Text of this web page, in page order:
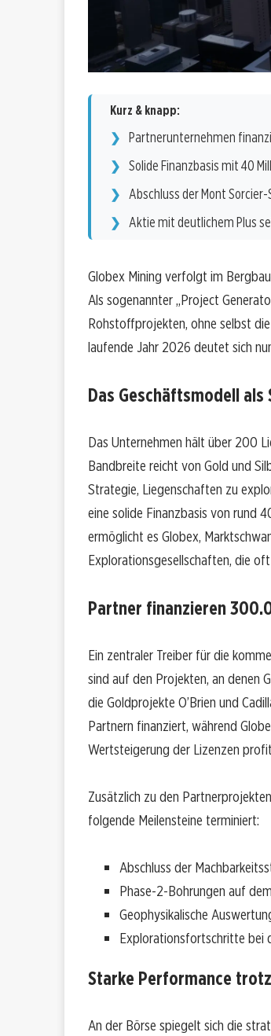
Kurz & knapp:
Partnerunternehmen
Solide Finanzbasis mit 40
Abschluss der Mont
Aktie mit deutlichem Plus
Globex Mining verfolgt im
Als sogenannter „Project
Rohstoffprojekten, ohne selbst
laufende Jahr 2026 deutet sich
Das Geschäftsmodell
Das Unternehmen hält über 200
Bandbreite reicht von Gold und
Strategie, Liegenschaften zu
eine solide Finanzbasis von rund
ermöglicht es Globex,
Explorationsgesellschaften, die
Partner finanzieren
Ein zentraler Treiber für die
sind auf den Projekten, an denen
die Goldprojekte O’Brien und
Partnern finanziert, während
Wertsteigerung der Lizenzen
Zusätzlich zu den
folgende Meilensteine terminiert:
Abschluss der
Phase-2-Bohrungen auf
Geophysikalische
Explorationsfortschritte bei
Starke Performance
An der Börse spiegelt sich die